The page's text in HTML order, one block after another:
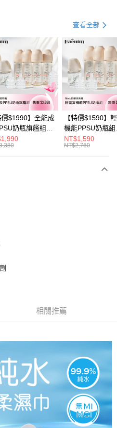
21家銀行
第一商業銀行
彰化商業銀行
台北富邦商業銀行
兆豐國際商業銀行
台中商業銀行
華泰商業銀行
遠東國際商業銀行
21家銀行
第一商業銀行
彰化商業銀行
台北富邦商業銀行
兆豐國際商業銀行
台中商業銀行
華泰商業銀行
大用戶可立即使用無須另外申請。
單成立後會自動跳轉到大哥付的交易
額請依後續交易確認頁面所載為準。
交易或遇審核未通過，訂單將自動取
表示未達大哥付你分期系統評分，恕無
你分期」於每月結算日後寄送繳費提
用本公司帳單繳交帳款。
」之契約關係目的，商店將以您的個人
予台灣大哥大進項蒐集、處理及利用，
資料之確認、核對及更正。
結：https://oppay.tw/userRule
才付款」的支付方式。 讓您購物簡單
、不需儲值。
，即可結帳。
付款。
擊此簡訊中的連結，可透過四大超商／
付 」之結帳頁面顯示為準，若有關於
等相關疑問，請聯繫「AFTEE先享後付
support/home
供之「AFTEE先享後付」服務完成之交
人資料，並將交易相關給付款項請求債
以下網址：
上)免運費
查看全部
價$1990】全能成
奶瓶旗艦組
奶瓶
玻璃奶瓶
【特價$1590】
機能PPSU奶瓶組
(PPSU奶瓶
250ml*4+玻璃奶
NT$1,590
NT$2,760
相關推薦